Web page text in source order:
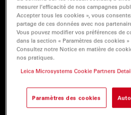
mesurer l’efficacité de nos campagnes
Accepter tous les cookies », vous
partage de ces données avec nos
Vous pouvez modifier vos préférences de
dans la section « Paramètres des cookies
Consultez notre Notice en matière de
nos pratiques.
Leica Microsystems Cookie Partners
Paramètres des cookies